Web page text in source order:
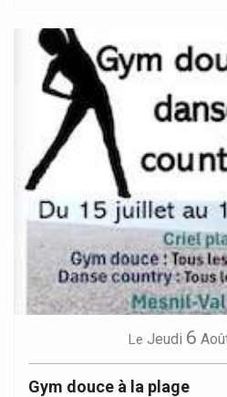
Le Jeudi 6
Gym douce à la plage